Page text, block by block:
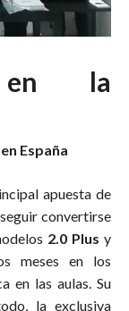
en la
España
apuesta de
convertirse
2.0 Plus y
meses en los
en las aulas. Su
la exclusiva